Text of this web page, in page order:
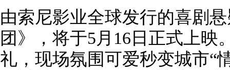
由索尼影业全球发行的喜剧
团》，将于5月16日正式上映
礼，现场氛围可爱秒变城市“